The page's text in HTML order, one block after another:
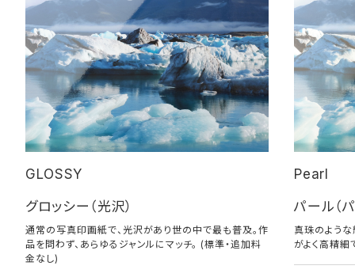
GLOSSY
グロッシー（光沢）
通常の写真印画紙で、光沢があり世の中で最も普及。作
品を問わず、あらゆるジャンルにマッチ。 (標準・追加料
金なし)
Pearl
パール（
真珠のよう
がよく高精細